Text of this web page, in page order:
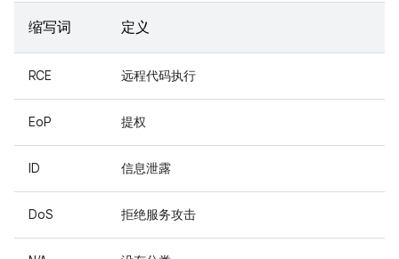
缩写词 定义
RCE 远程代码执行
EoP 提权
ID 信息泄露
DoS 拒绝服务攻击